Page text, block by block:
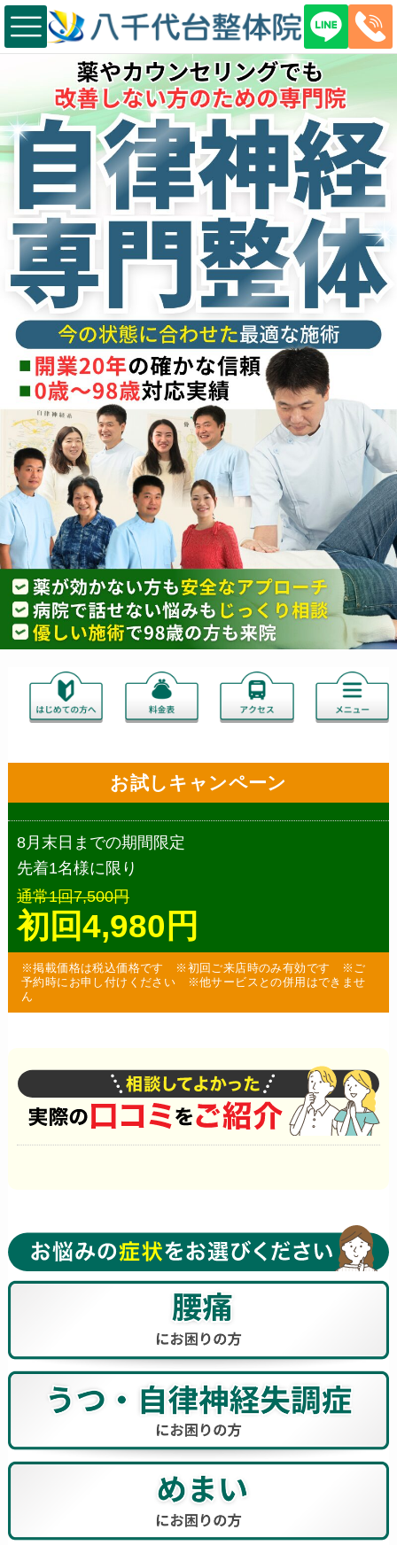
お試しキャンペーン
8月末日までの期間限定
先着1名様に限り
通常1回7,500円
初回4,980円
※掲載価格は税込価格です ※初回ご来店時のみ有効です ※ご
予約時にお申し付けください ※他サービスとの併用はできませ
ん